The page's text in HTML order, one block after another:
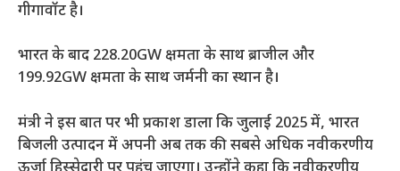
गीगावॉट है।
भारत के बाद 228.20GW क्षमता के साथ ब्राजील और
199.92GW क्षमता के साथ जर्मनी का स्थान है।
मंत्री ने इस बात पर भी प्रकाश डाला कि जुलाई 2025 में, भारत
बिजली उत्पादन में अपनी अब तक की सबसे अधिक नवीकरणीय